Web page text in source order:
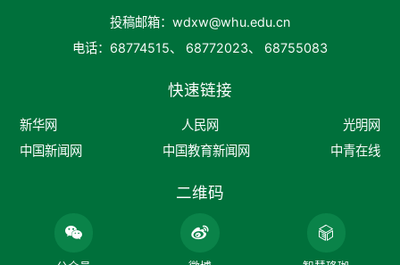
投稿邮箱：wdxw@whu.edu.cn
电话：68774515、 68772023、 68755083
快速链接
新华网 人民网
光明网
中国新闻网
中国教育新闻网 中青在线
二维码